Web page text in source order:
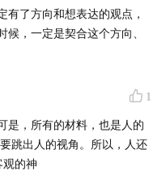
有了方向和想表达的观点，
，一定是契合这个方向、
1
是，所有的材料，也是人的
跳出人的视角。所以，人还
的神